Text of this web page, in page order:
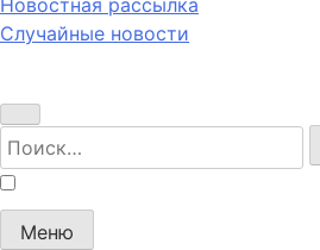
Случайные новости
Найти:
Меню